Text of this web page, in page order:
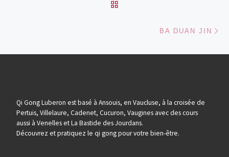
BA DUAN JIN
Qi Gong Luberon est basé à Ansouis, en Vaucluse, à la croisée de
Pertuis, Villelaure, Cadenet, Cucuron, Vaugines avec des cours
aussi à Venelles et La Bastide des Jourdans.
Découvrez et pratiquez le qi gong pour votre bien-être.